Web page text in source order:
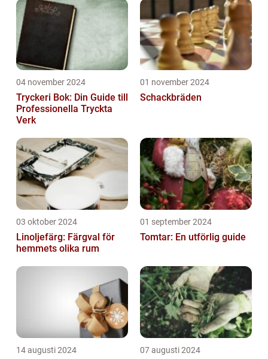
04 november 2024
Tryckeri Bok: Din Guide till
Professionella Tryckta
Verk
01 november 2024
Schackbräden
03 oktober 2024
Linoljefärg: Färgval för
hemmets olika rum
01 september 2024
Tomtar: En utförlig guide
14 augusti 2024 07 augusti 2024